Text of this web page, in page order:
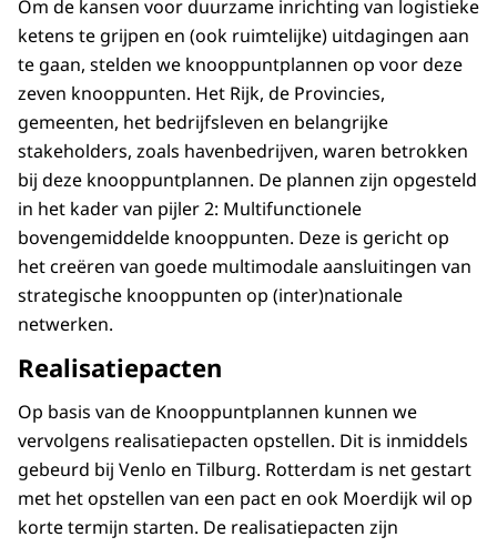
Om de kansen voor duurzame inrichting van logistieke
ketens te grijpen en (ook ruimtelijke) uitdagingen aan
te gaan, stelden we knooppuntplannen op voor deze
zeven knooppunten. Het Rijk, de Provincies,
gemeenten, het bedrijfsleven en belangrijke
stakeholders, zoals havenbedrijven, waren betrokken
bij deze knooppuntplannen. De plannen zijn opgesteld
in het kader van pijler 2: Multifunctionele
bovengemiddelde knooppunten. Deze is gericht op
het creëren van goede multimodale aansluitingen van
strategische knooppunten op (inter)nationale
netwerken.
Realisatiepacten
Op basis van de Knooppuntplannen kunnen we
vervolgens realisatiepacten opstellen. Dit is inmiddels
gebeurd bij Venlo en Tilburg. Rotterdam is net gestart
met het opstellen van een pact en ook Moerdijk wil op
korte termijn starten. De realisatiepacten zijn